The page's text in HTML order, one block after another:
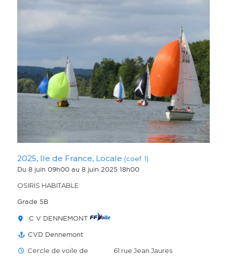
2025, Ile de France, Locale (coef. 1)
Du 8 juin 09h00 au 8 juin 2025 18h00
OSIRIS HABITABLE
Grade 5B
C V DENNEMONT
CVD Dennemont
Cercle de voile de
61 rue Jean Jaures